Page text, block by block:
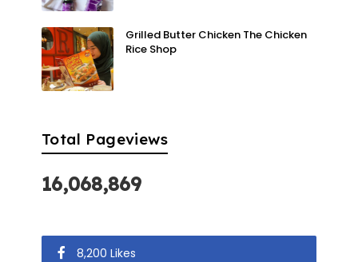
Grilled Butter Chicken The Chicken
Rice Shop
Total Pageviews
16,068,869
8,200 Likes